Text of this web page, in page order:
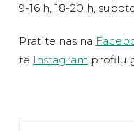
9-16 h, 18-20 h,
Pratite nas na
te Instagram profilu